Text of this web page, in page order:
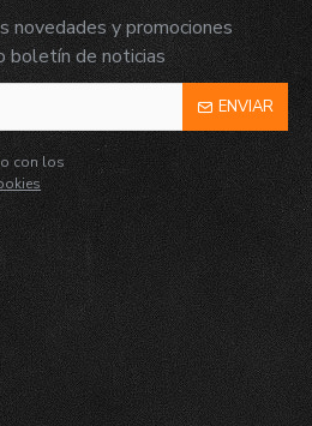
novedades y promociones
boletín de noticias
ENVIAR
con los